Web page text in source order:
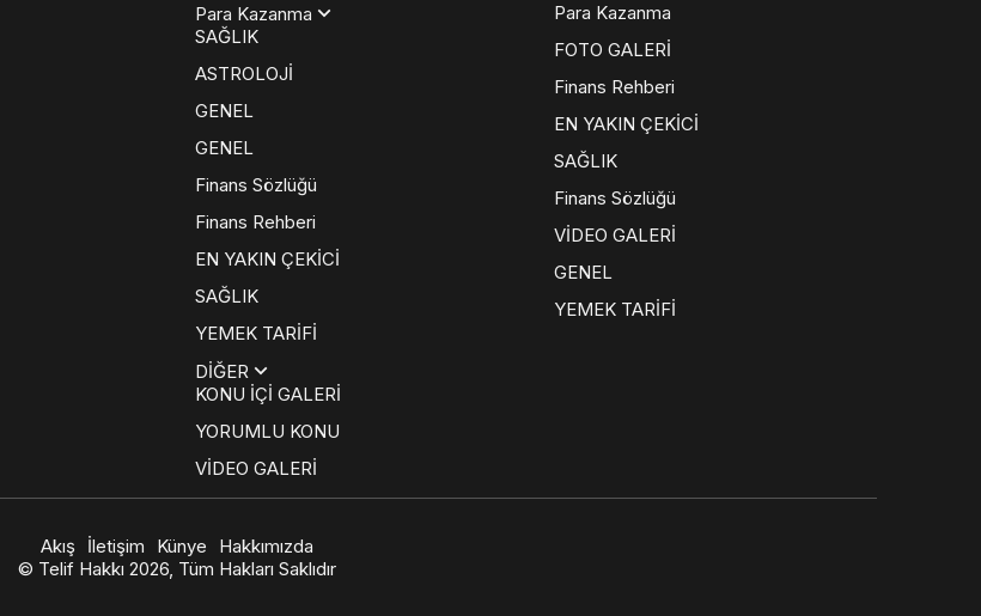
Para Kazanma
SAĞLIK
ASTROLOJİ
GENEL
GENEL
Finans Sözlüğü
Finans Rehberi
EN YAKIN ÇEKİCİ
SAĞLIK
YEMEK TARİFİ
DİĞER
KONU İÇİ GALERİ
YORUMLU KONU
VİDEO GALERİ
Para Kazanma
FOTO GALERİ
Finans Rehberi
EN YAKIN ÇEKİCİ
SAĞLIK
Finans Sözlüğü
VİDEO GALERİ
GENEL
YEMEK TARİFİ
Akış İletişim Künye
Hakkımızda
© Telif Hakkı 2026, Tüm Hakları Saklıdır